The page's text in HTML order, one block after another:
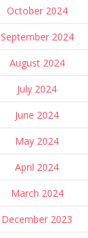
October 2024
September 2024
August 2024
July 2024
June 2024
May 2024
April 2024
March 2024
December 2023